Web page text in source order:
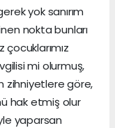
yok sanırım
nokta bunları
çocuklarımız
mi olurmuş,
zihniyetlere göre,
hak etmiş olur
yaparsan